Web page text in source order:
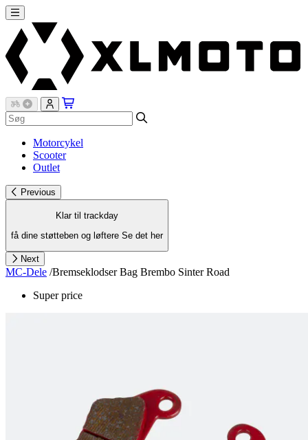
Motorcykel
Scooter
Outlet
Previous
Klar til trackday
få dine støtteben og løftere Se det her
Next
MC-Dele /Bremseklodser Bag Brembo Sinter Road
Super price